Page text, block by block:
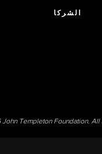
الشركا
Templeton Foundation. All